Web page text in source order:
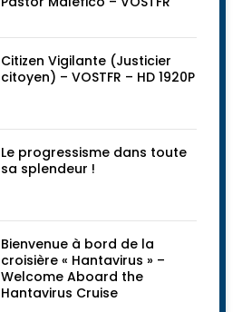
Les aveux du berger
Pastor Maléfico – VOSTFR
Bienvenue à bord de la
croisière « Hantavirus » –